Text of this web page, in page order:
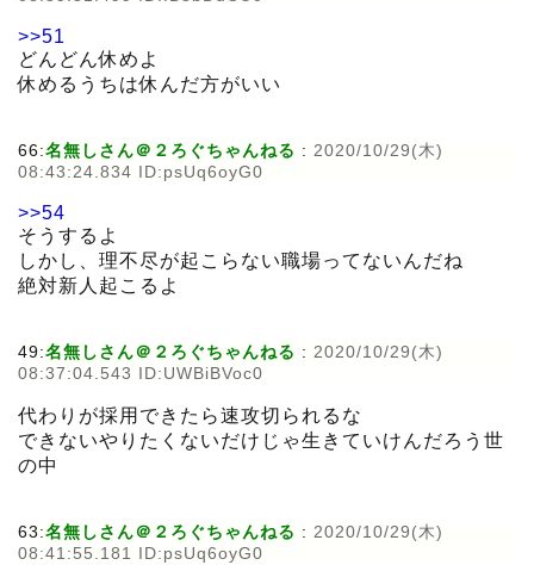
>>51
どんどん休めよ
休めるうちは休んだ方がいい
66:名無しさん＠２ろぐちゃんねる : 2020/10/29(木)
08:43:24.834 ID:psUq6oyG0
>>54
そうするよ
しかし、理不尽が起こらない職場ってないんだね
絶対新人起こるよ
49:名無しさん＠２ろぐちゃんねる : 2020/10/29(木)
08:37:04.543 ID:UWBiBVoc0
代わりが採用できたら速攻切られるな
できないやりたくないだけじゃ生きていけんだろう世
の中
63:名無しさん＠２ろぐちゃんねる : 2020/10/29(木)
08:41:55.181 ID:psUq6oyG0